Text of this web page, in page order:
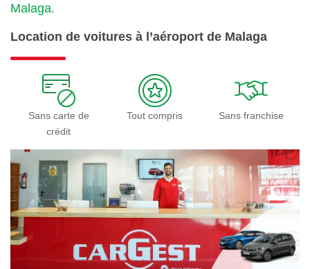
Malaga.
Location de voitures à l’aéroport de Malaga
Sans carte de
crédit
Tout compris Sans franchise